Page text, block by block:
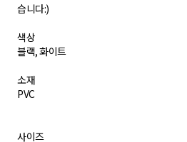
습니다:)
색상
블랙, 화이트
소재
PVC
사이즈